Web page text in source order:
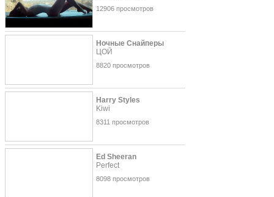
12906 просмотров
Ночные Снайперы
ЦОЙ
8820 просмотров
Harry Styles
Kiwi
8311 просмотров
Ed Sheeran
Perfect
8098 просмотров